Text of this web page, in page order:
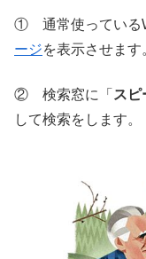
① 通常使っている
ージを表示させます
② 検索窓に「 スピ
して検索をします。